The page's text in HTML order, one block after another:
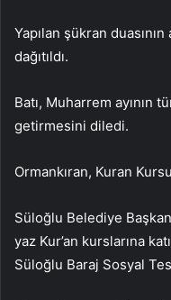
Yapılan şükran
dağıtıldı.
Batı, Muharrem ayının
getirmesini diledi.
Ormankıran, Kuran
Süloğlu Belediye
yaz Kur’an kurslarına
Süloğlu Baraj Sosyal